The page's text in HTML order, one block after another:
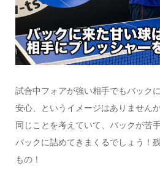
試合中フォアが強い相手でもバック
安心、というイメージはありません
同じことを考えていて、バックが苦
バックに詰めてきまくるでしょう！
もの！